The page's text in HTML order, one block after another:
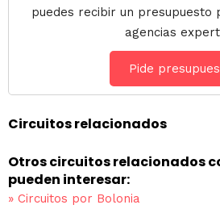
puedes recibir un presupuesto
agencias
Pide
Circuitos relacionados
Otros circuitos relacionados
pueden interesar:
» Circuitos por Bolonia